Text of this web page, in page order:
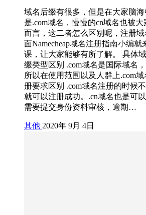
域名后缀有很多，但是在大家脑
是.com域名，慢慢的cn域名也被
而言，这二者怎么区别呢，注册
面Namecheap域名注册指南小编
课，让大家能够有所了解。 具体
缀类型区别 .com域名是国际域名
所以在使用范围以及人群上.com
册要求区别 .com域名注册的时候
就可以注册成功。.cn域名也是可
需要提交身份资料审核，逾期…
其他 2020年 9月 4日